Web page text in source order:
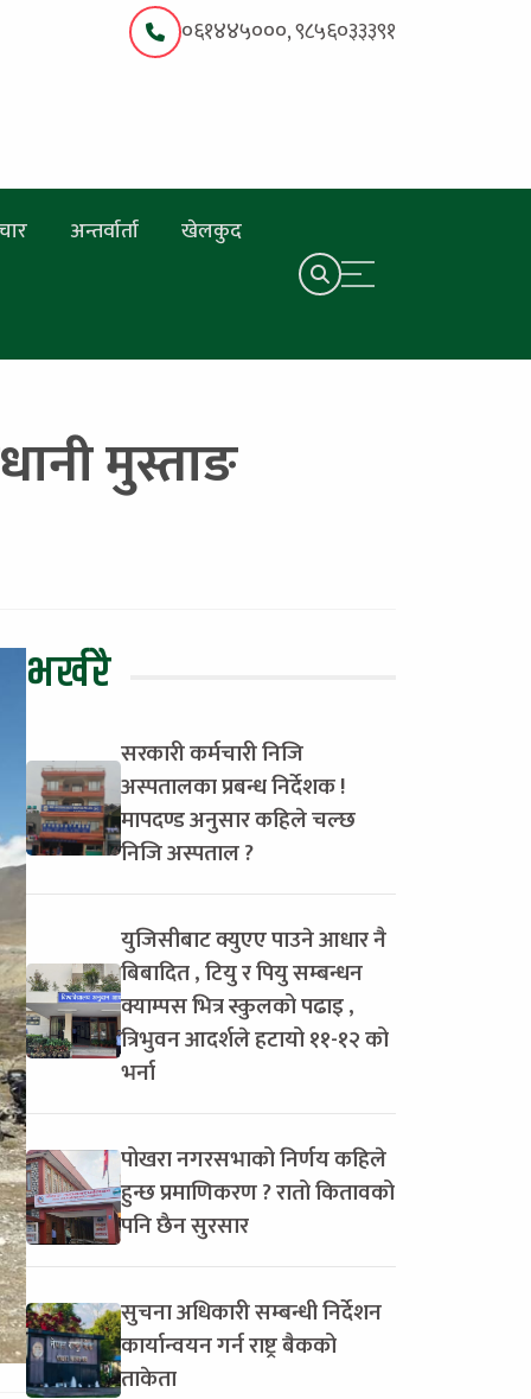
०६१४४५०००, ९८५६०३३३९१
अन्तर्वार्ता खेलकुद
मुस्ताङ
भर्खरै
सरकारी कर्मचारी निजि
अस्पतालका प्रबन्ध निर्देशक !
मापदण्ड अनुसार कहिले चल्छ
निजि अस्पताल ?
युजिसीबाट क्युएए पाउने आधार नै
बिबादित , टियु र पियु सम्बन्धन
क्याम्पस भित्र स्कुलको पढाइ ,
त्रिभुवन आदर्शले हटायो ११-१२ को
भर्ना
पोखरा नगरसभाको निर्णय कहिले
हुन्छ प्रमाणिकरण ? रातो कितावको
पनि छैन सुरसार
सुचना अधिकारी सम्बन्धी निर्देशन
कार्यान्वयन गर्न राष्ट्र बैकको
ताकेता